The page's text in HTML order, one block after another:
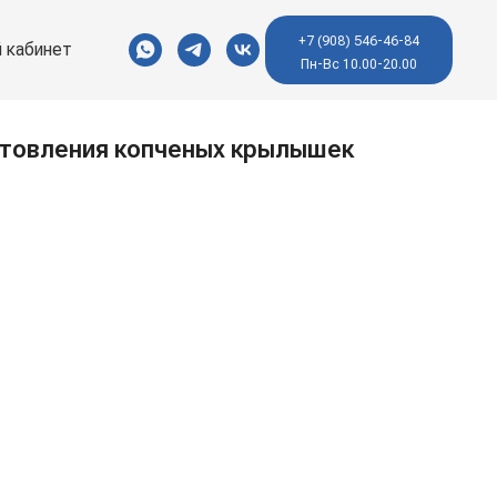
+7 (908) 546-46-84
Пн-Вс 10.00-20.00
копченых крылышек